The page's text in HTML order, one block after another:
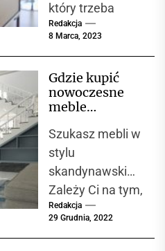
który trzeba
jednak
aranżacji i stylu
wnętrza.
znaczenie ma
przestrzeń, w...
Redakcja
8 Marca, 2023
Gdzie kupić
nowoczesne
meble
Szukasz mebli w
stylu
skandynawskim?
Zależy Ci na tym,
aby meble były
Redakcja
29 Grudnia, 2022